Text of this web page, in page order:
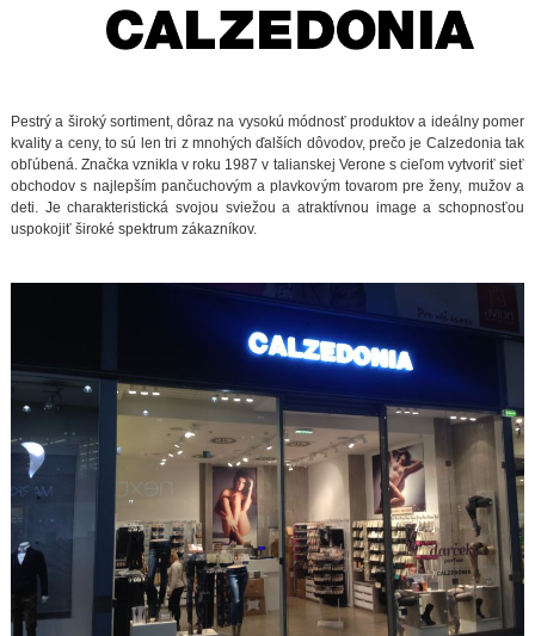
Pestrý a široký sortiment, dôraz na vysokú módnosť produktov a ideálny pomer
kvality a ceny, to sú len tri z mnohých ďalších dôvodov, prečo je Calzedonia tak
obľúbená. Značka vznikla v roku 1987 v talianskej Verone s cieľom vytvoriť sieť
obchodov s najlepším pančuchovým a plavkovým tovarom pre ženy, mužov a
deti. Je charakteristická svojou sviežou a atraktívnou image a schopnosťou
uspokojiť široké spektrum zákazníkov.